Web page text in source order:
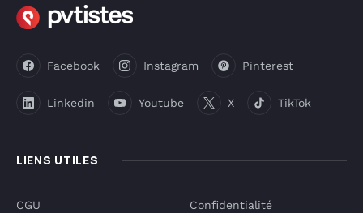
LIENS UTILES
Facebook Instagram Pinterest
Linkedin Youtube X TikTok
CGU Confidentialité